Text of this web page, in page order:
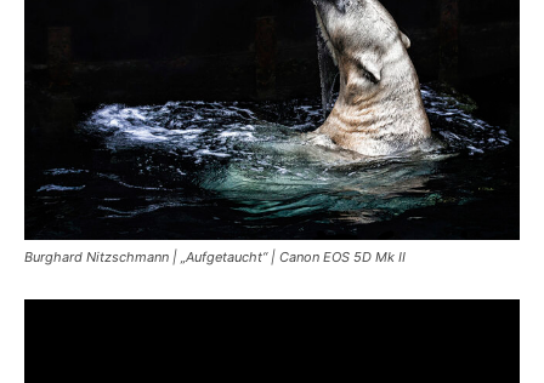
Burghard Nitzschmann | „Aufgetaucht“ | Canon EOS 5D Mk II